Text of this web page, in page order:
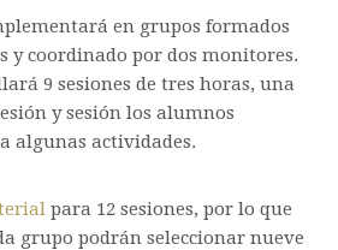
en grupos formados
y coordinado por dos monitores.
9 sesiones de tres horas, una
y sesión los alumnos
algunas actividades.
para 12 sesiones, por lo que
grupo podrán seleccionar nueve